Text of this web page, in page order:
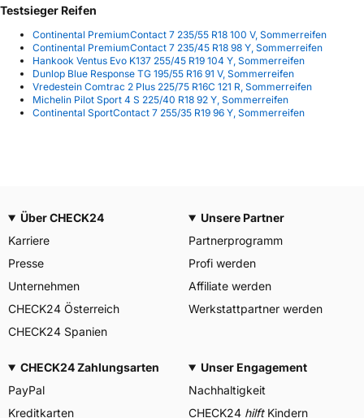
Testsieger Reifen
Continental PremiumContact 7 235/55 R18 100 V, Sommerreifen
Continental PremiumContact 7 235/45 R18 98 Y, Sommerreifen
Hankook Ventus Evo K137 255/45 R19 104 Y, Sommerreifen
Dunlop Blue Response TG 195/55 R16 91 V, Sommerreifen
Vredestein Comtrac 2 Plus 225/75 R16C 121 R, Sommerreifen
Michelin Pilot Sport 4 S 225/40 R18 92 Y, Sommerreifen
Continental SportContact 7 255/35 R19 96 Y, Sommerreifen
Über CHECK24
Karriere
Presse
Unternehmen
CHECK24 Österreich
CHECK24 Spanien
Unsere Partner
Partnerprogramm
Profi werden
Affiliate werden
Werkstattpartner werden
CHECK24 Zahlungsarten
PayPal
Kreditkarten
Unser Engagement
Nachhaltigkeit
CHECK24 hilftKindern